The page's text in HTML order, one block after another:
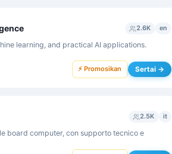
2.6K en
learning, and practical AI applications.
⚡ Promosikan Sertai →
2.5K it
board computer, con supporto tecnico e